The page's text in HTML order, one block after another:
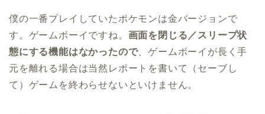
僕の一番プレイしていたポケモンは金バージョンで
す。ゲームボーイですね。 画面を閉じる／スリープ状
態にする機能はなかったので、ゲームボーイが長く手
元を離れる場合は当然レポートを書いて（セーブし
て）ゲームを終わらせないといけません。